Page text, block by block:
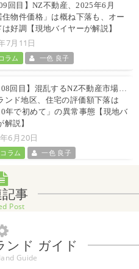
回目】NZ不動産、2025年6月
住物件価格」は概ね下落も、オー
好調【現地バイヤーが解説】
7月11日
ラム 一色 良子
回目】混乱するNZ不動産市場…
ンド地区、住宅の評価額下落は
年で初めて」の異常事態【現地バ
解説】
6月20日
ラム 一色 良子
事
Post
ンド ガイド
Guide